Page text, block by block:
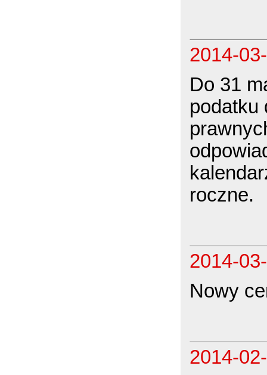
2014-
Do 31
podatku
roczne.
2014-
Nowy
2014-